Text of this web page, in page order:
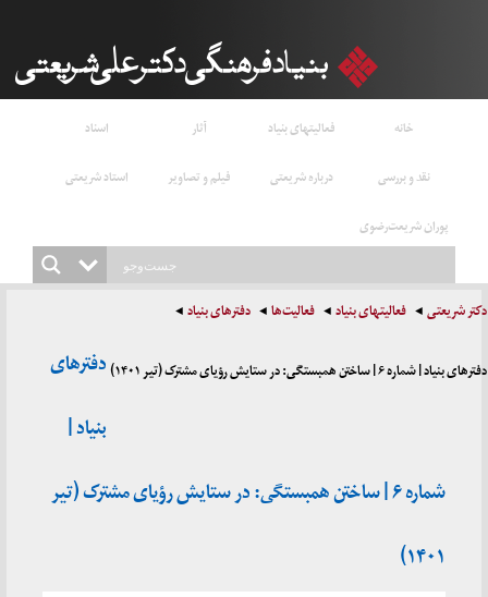
خانه فعالیتهای بنیاد آثار
اسناد
نقد و بررسی
درباره شریعتی فیلم و تصاویر
استاد شریعتی
پوران شریعت‌رضوی
دکتر شریعتی فعالیتهای بنیاد فعالیت‌ها دفترهای بنیاد
دفترهای بنیاد | شماره ۶ | ساختن همبستگی: در ستایش رؤیای مشترک (تیر ۱۴۰۱)
دفترهای
بنیاد |
شماره ۶ | ساختن همبستگی: در ستایش رؤیای مشترک (تیر
۱۴۰۱)